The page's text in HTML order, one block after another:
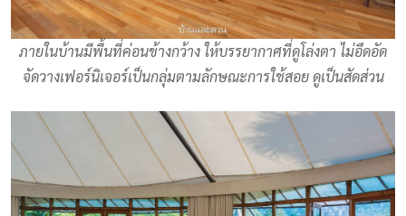
ภายในบ้านมีพื้นที่ค่อนข้างกว้าง ให้บรรยากาศที่ดูโล่งตา ไม่อึดอัด
จัดวางเฟอร์นิเจอร์เป็นกลุ่มตามลักษณะการใช้สอย ดูเป็นสัดส่วน